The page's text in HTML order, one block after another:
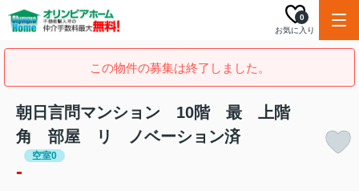
お気に入り
0
この物件の募集は終了しました。
朝日言問マンション 10階 最 上階
角 部屋 リ ノベーション済
空室0
-